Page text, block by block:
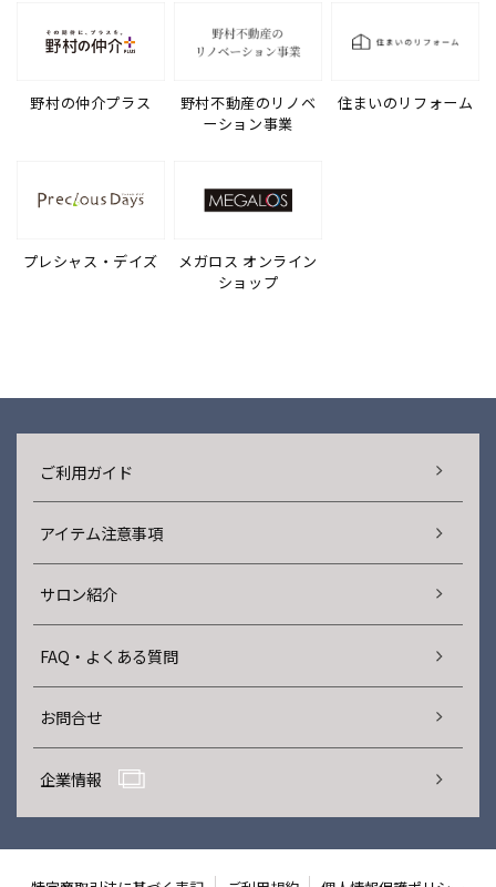
野村の仲介プラス
野村不動産のリノベ
ーション事業
住まいのリフォーム
プレシャス・デイズ
メガロス オンライン
ショップ
ご利用ガイド
アイテム注意事項
サロン紹介
FAQ・よくある質問
お問合せ
企業情報